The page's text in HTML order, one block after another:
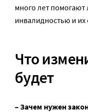
много лет
инвалидностью и их
Что
будет
– Зачем нужен